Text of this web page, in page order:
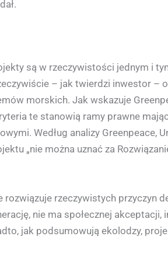
są w rzeczywistości jednym i
– jak twierdzi inwestor –
morskich. Jak wskazuje
te stanowią ramy prawne
Według analizy Greenpeace,
„nie można uznać za
rzeczywistych przyczyn
nie ma społecznej akceptacji,
jak podsumowują ekolodzy,